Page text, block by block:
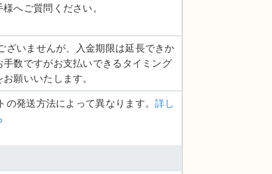
へご質問ください。
ざいませんが、入金期限は延長できか
手数ですがお支払いできるタイミング
願いいたします。
の発送方法によって異なります。詳し